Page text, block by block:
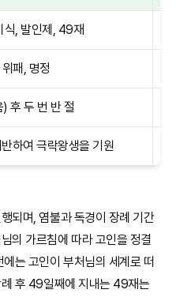
식, 발인제, 49재
패, 명정
후 두 번 반 절
하여 극락왕생을 기원
되며, 염불과 독경이 장례 기간
의 가르침에 따라 고인을 정결
는 고인이 부처님의 세계로 떠
후 49일째에 지내는 49재는